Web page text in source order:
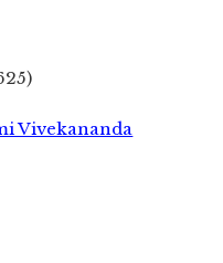
Vivekananda